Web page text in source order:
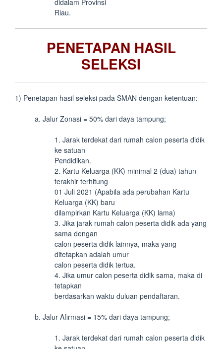
didalam Provinsi
Riau.
PENETAPAN HASIL
SELEKSI
1) Penetapan hasil seleksi pada SMAN dengan ketentuan:
a. Jalur Zonasi = 50% dari daya tampung;
1. Jarak terdekat dari rumah calon peserta didik
ke satuan
Pendidikan.
2. Kartu Keluarga (KK) minimal 2 (dua) tahun
terakhir terhitung
01 Juli 2021 (Apabila ada perubahan Kartu
Keluarga (KK) baru
dilampirkan Kartu Keluarga (KK) lama)
3. Jika jarak rumah calon peserta didik ada yang
sama dengan
calon peserta didik lainnya, maka yang
ditetapkan adalah umur
calon peserta didik tertua.
4. Jika umur calon peserta didik sama, maka di
tetapkan
berdasarkan waktu duluan pendaftaran.
b. Jalur Afirmasi = 15% dari daya tampung;
1. Jarak terdekat dari rumah calon peserta didik